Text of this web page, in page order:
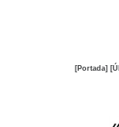
[Portada]